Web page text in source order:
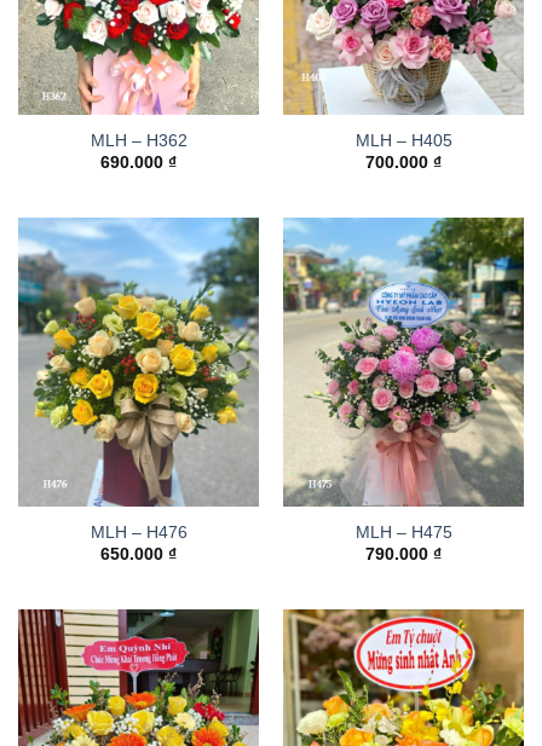
MLH – H362
690.000 ₫
MLH – H405
700.000 ₫
MLH – H476
650.000 ₫
MLH – H475
790.000 ₫